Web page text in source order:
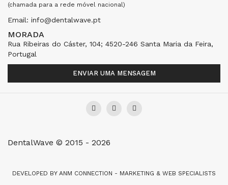
(chamada para a rede móvel nacional)
Email: info@dentalwave.pt
MORADA
Rua Ribeiras do Cáster, 104; 4520-246 Santa Maria da Feira,
Portugal
ENVIAR UMA MENSAGEM
DentalWave © 2015 - 2026
DEVELOPED BY ANM CONNECTION - MARKETING & WEB SPECIALISTS